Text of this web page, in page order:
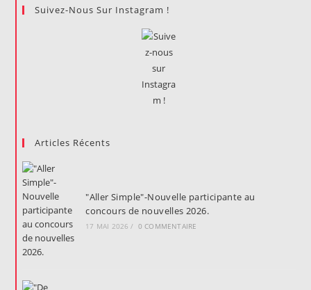
Suivez-Nous Sur Instagram !
Articles Récents
"Aller Simple"-Nouvelle participante au
concours de nouvelles 2026.
17 MAI 2026 / 0 COMMENTAIRE